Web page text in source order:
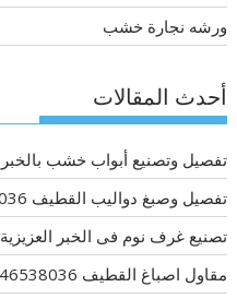
ورشه نجارة خشب
أحدث المقالات
تفصيل وتصنيع أبواب خشب بالخبر 0546538036
تفصيل وصبغ دواليب القطيف 0546538036
تصنيع غرف نوم فى الخبر العزيزية 0546538036
مقاول اصباغ القطيف 0546538036